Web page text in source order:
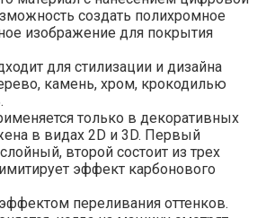
создать полихромное
изображение для покрытия
для стилизации и дизайна
камень, хром, крокодилью
только в декоративных
в видах 2D и 3D. Первый
второй состоит из трех
эффект карбонового
переливания оттенков.